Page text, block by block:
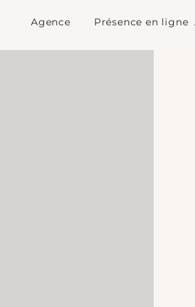
Agence Présence en ligne